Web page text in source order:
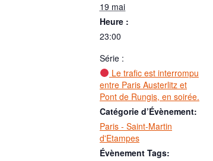
19 mai
Heure :
23:00
Série :
Le trafic est interrompu
entre Paris Austerlitz et
Pont de Rungis, en soirée.
Catégorie d’Évènement:
Paris - Saint-Martin
d'Etampes
Évènement Tags: